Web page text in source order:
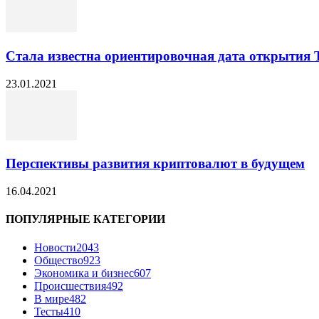
Стала известна ориентировочная дата открытия
23.01.2021
Перспективы развития криптовалют в будущем
16.04.2021
ПОПУЛЯРНЫЕ КАТЕГОРИИ
Новости2043
Общество923
Экономика и бизнес607
Происшествия492
В мире482
Тесты410